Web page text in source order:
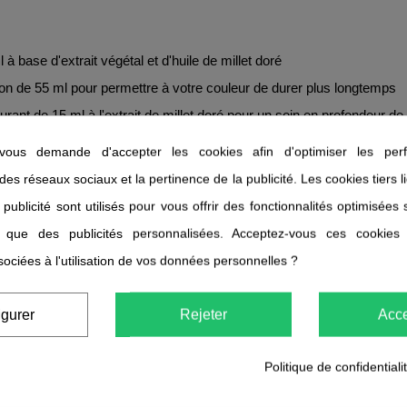
à base d'extrait végétal et d'huile de millet doré
de 55 ml pour permettre à votre couleur de durer plus longtemps
de 15 ml à l'extrait de millet doré pour un soin en profondeur
utiliser ?
à la notice descriptive jointe à votre kit ou au schéma parmi les photos du produit.
Ethanolamine, Polysorbate 80, Sodium Lauryl Sulfate,
Sodium Hydrosulfite, Panicum Miliaceum Extract, Calcium
Extract, Urtica Dioica Leaf/Stem Juice, Amyl Cinnamal,
demande d'accepter les cookies afin d'optimiser les
réseaux sociaux et la pertinence de la publicité. Les cookies tiers
sont utilisés pour vous offrir des fonctionnalités optimisées
que des publicités personnalisées. Acceptez-vous ces
à l'utilisation de vos données personnelles ?
Rejeter
Politique de